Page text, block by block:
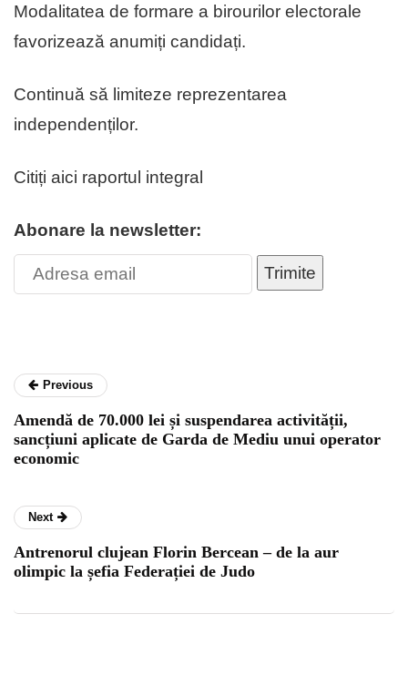
Modalitatea de formare a birourilor electorale
favorizează anumiți candidați.
Continuă să limiteze reprezentarea
independenților.
Citiți aici raportul integral
Abonare la newsletter:
Trimite
Previous
Amendă de 70.000 lei și suspendarea activității,
sancțiuni aplicate de Garda de Mediu unui operator
economic
Next
Antrenorul clujean Florin Bercean – de la aur
olimpic la șefia Federației de Judo